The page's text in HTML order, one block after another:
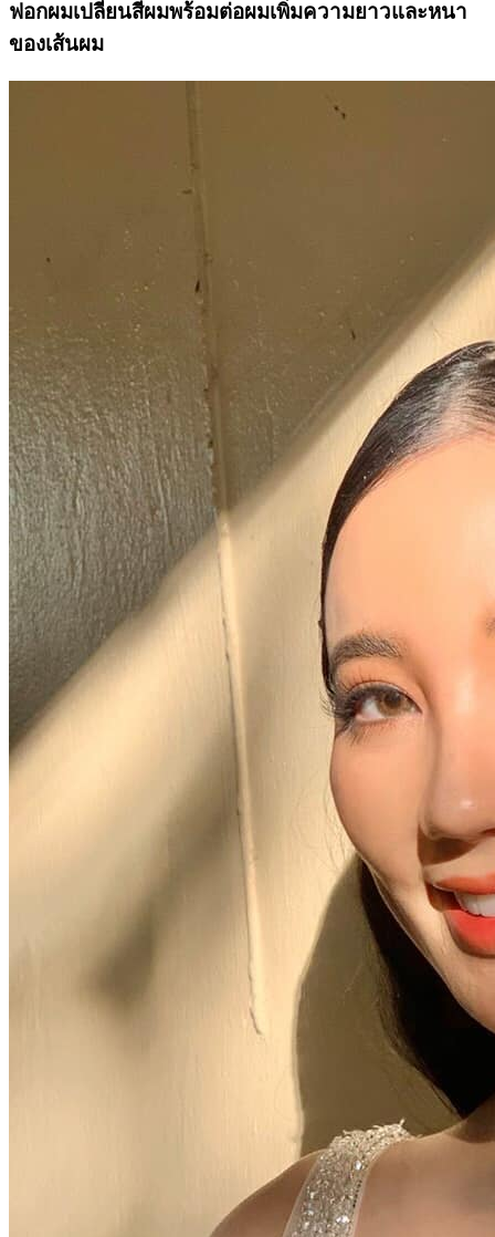
ฟอกผมเปลี่ยนสีผมพร้อมต่อผมเพิ่มความยาวและหนา
ของเส้นผม